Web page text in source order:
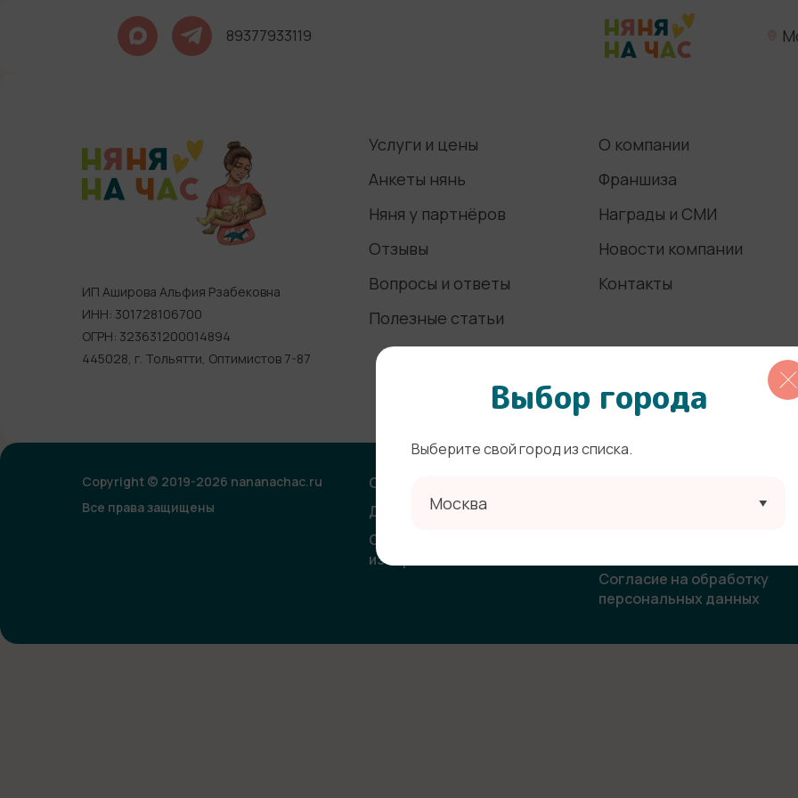
89377933119
ИП Аширова Альфия Рзабековна
ИНН: 301728106700
ОГРН: 323631200014894
445028, г. Тольятти, Оптимистов 7-87
Услуги и цены
Анкеты нянь
Няня у партнёров
Отзывы
Вопросы и ответы
Полезные статьи
О компании
Франшиза
Награды и СМИ
Новости компании
Контакты
Copyright © 2019-2026 nananachac.ru
Все права защищены
Оплата
Договор-оферта
Согласие на использование
изображения
Политика
Согласие на получение
Согласие на обработку
персональных данных
Выбор города
Выберите свой город из списка.
Москва